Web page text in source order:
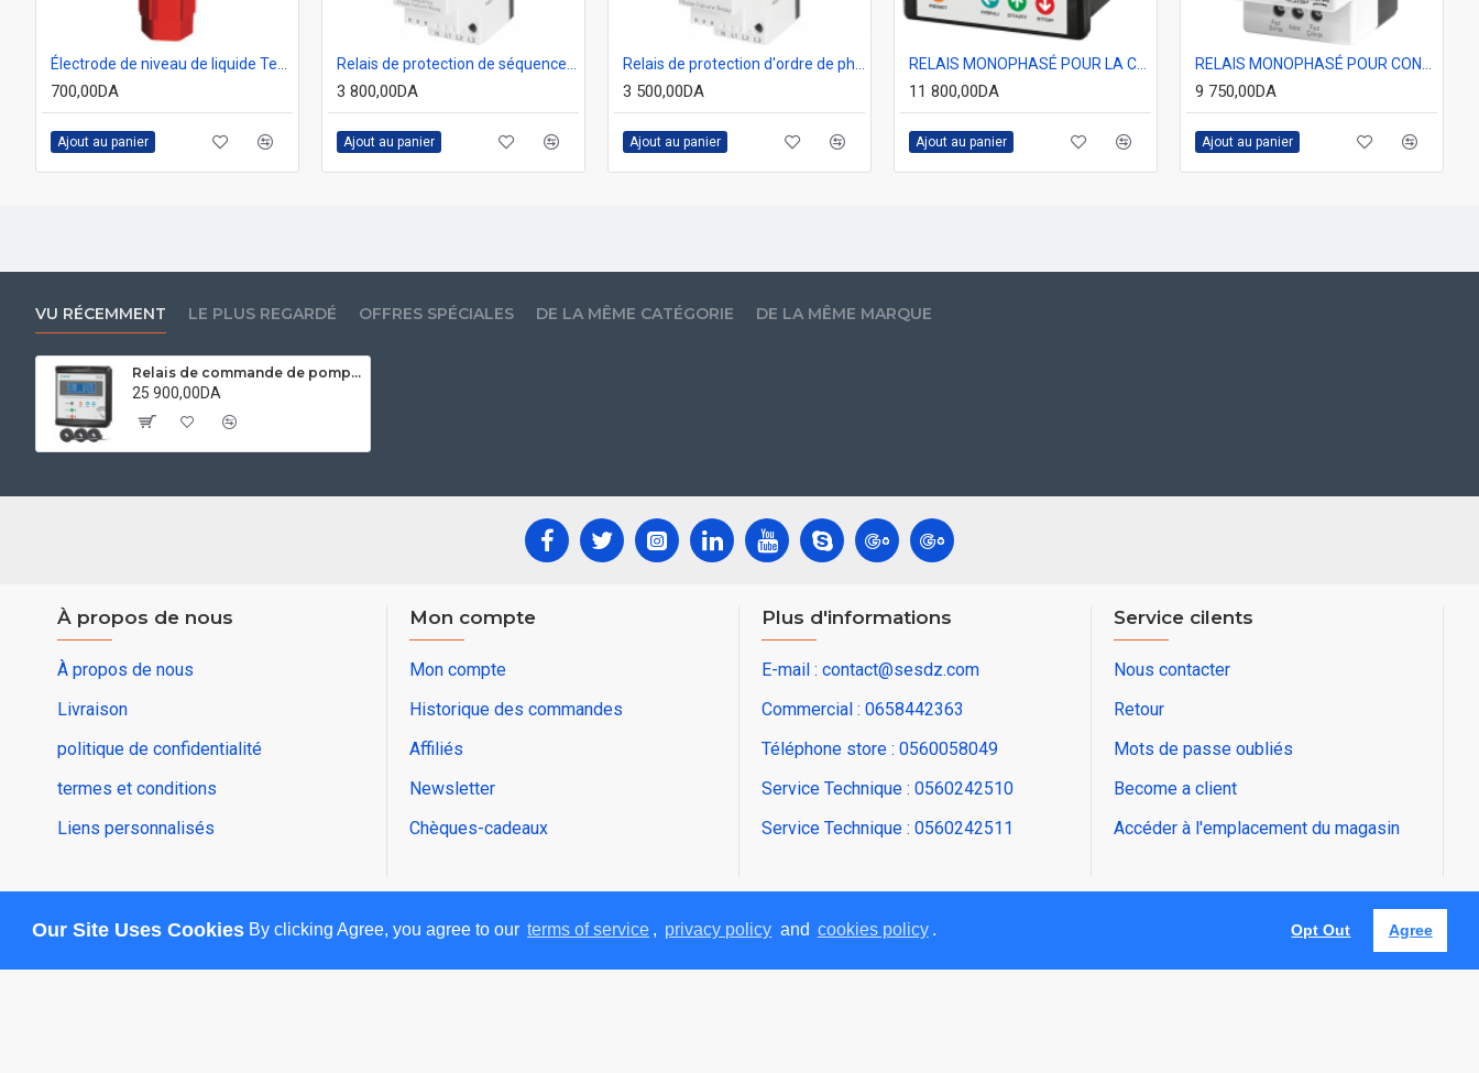
Our Site Uses Cookies By clicking Agree, you agree to our terms of service , privacy policy and cookies policy . Opt Out Agree
700,00DA
Ajout au panier
3 800,00DA
Ajout au panier
3 500,00DA
Ajout au panier
11 800,00DA
Ajout au panier
9 750,00DA
Ajout au panier
VU RÉCEMMENT LE PLUS REGARDÉ OFFRES SPÉCIALES DE LA MÊME CATÉGORIE DE LA MÊME MARQUE
Relais de commande de pompe submersible Tense TDK01
25 900,00DA
À propos de nous
À propos de nous
Livraison
politique de confidentialité
termes et conditions
Liens personnalisés
Mon compte
Mon compte
Historique des commandes
Affiliés
Newsletter
Chèques-cadeaux
Plus d'informations
E-mail : contact@sesdz.com
Commercial : 0658442363
Téléphone store : 0560058049
Service Technique : 0560242510
Service Technique : 0560242511
Service cilents
Nous contacter
Retour
Mots de passe oubliés
Become a client
Accéder à l'emplacement du magasin
Copyright © 2025, sesdz , Tous droits réservés